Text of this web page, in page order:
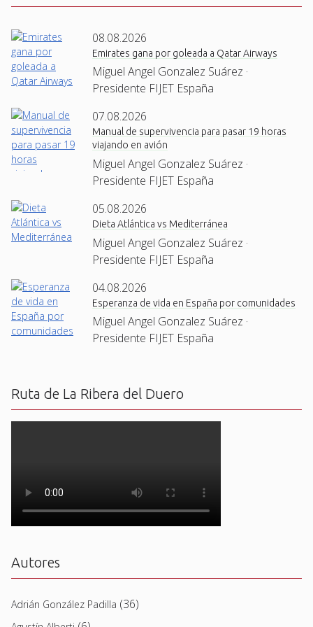
08.08.2026
Emirates gana por goleada a Qatar Airways
Miguel Angel Gonzalez Suárez ·
Presidente FIJET España
07.08.2026
Manual de supervivencia para pasar 19 horas
viajando en avión
Miguel Angel Gonzalez Suárez ·
Presidente FIJET España
05.08.2026
Dieta Atlántica vs Mediterránea
Miguel Angel Gonzalez Suárez ·
Presidente FIJET España
04.08.2026
Esperanza de vida en España por comunidades
Miguel Angel Gonzalez Suárez ·
Presidente FIJET España
Ruta de La Ribera del Duero
Autores
Adrián González Padilla (36)